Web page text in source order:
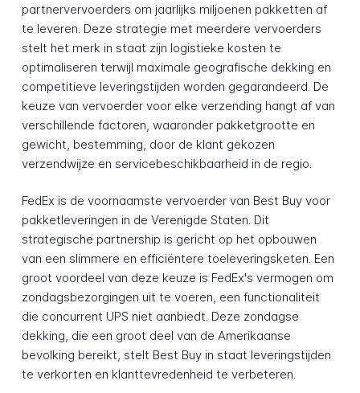
partnervervoerders om jaarlijks miljoenen pakketten af
te leveren. Deze strategie met meerdere vervoerders
stelt het merk in staat zijn logistieke kosten te
optimaliseren terwijl maximale geografische dekking en
competitieve leveringstijden worden gegarandeerd. De
keuze van vervoerder voor elke verzending hangt af van
verschillende factoren, waaronder pakketgrootte en
gewicht, bestemming, door de klant gekozen
verzendwijze en servicebeschikbaarheid in de regio.
FedEx is de voornaamste vervoerder van Best Buy voor
pakketleveringen in de Verenigde Staten. Dit
strategische partnership is gericht op het opbouwen
van een slimmere en efficiëntere toeleveringsketen. Een
groot voordeel van deze keuze is FedEx's vermogen om
zondagsbezorgingen uit te voeren, een functionaliteit
die concurrent UPS niet aanbiedt. Deze zondagse
dekking, die een groot deel van de Amerikaanse
bevolking bereikt, stelt Best Buy in staat leveringstijden
te verkorten en klanttevredenheid te verbeteren.